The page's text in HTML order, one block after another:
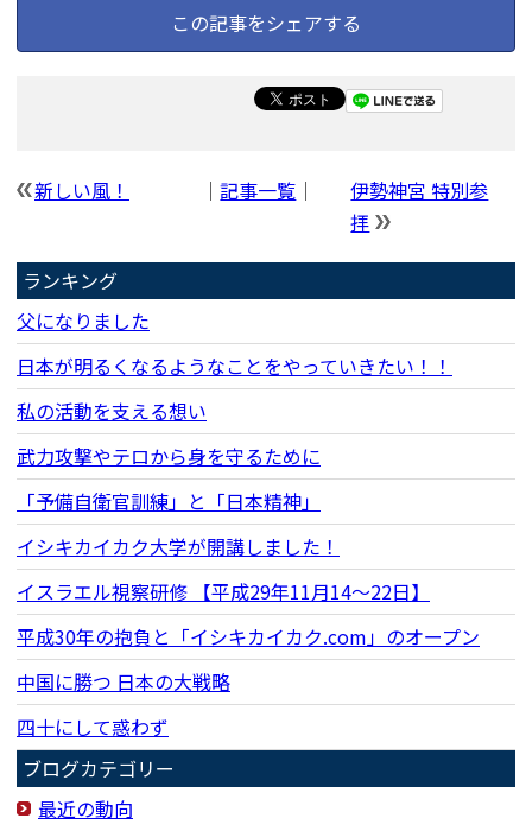
この記事をシェアする
伊勢神宮 特別参
拝
｜記事一覧 ｜
新しい風！
ランキング
父になりました
日本が明るくなるようなことをやっていきたい！！
私の活動を支える想い
武力攻撃やテロから身を守るために
「予備自衛官訓練」と「日本精神」
イシキカイカク大学が開講しました！
イスラエル視察研修 【平成29年11月14〜22日】
平成30年の抱負と「イシキカイカク.com」のオープン
中国に勝つ 日本の大戦略
四十にして惑わず
ブログカテゴリー
最近の動向